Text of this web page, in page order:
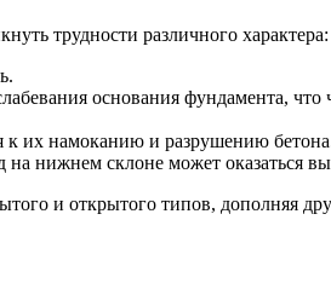
трудности различного характера:
основания фундамента,
к их намоканию и разрушению
нижнем склоне может оказаться
и открытого типов, дополняя